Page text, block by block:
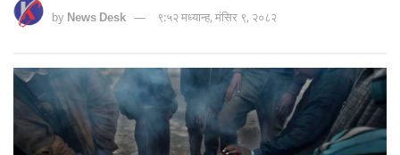
byNews Desk ९:५२ मध्यान्ह, मंसिर ९, २०८२